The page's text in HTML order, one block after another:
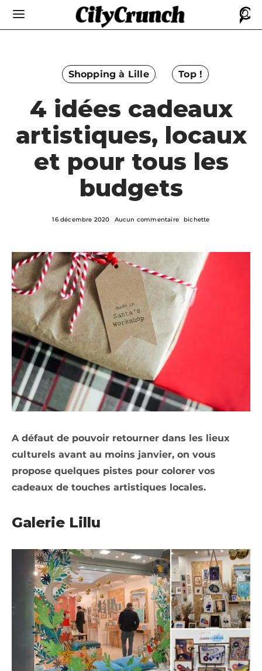
Shopping à Lille Top !
4 idées cadeaux
artistiques, locaux
et pour tous les
budgets
16 décembre 2020 Aucun commentaire bichette
A défaut de pouvoir retourner dans les lieux
culturels avant au moins janvier, on vous
propose quelques pistes pour colorer vos
cadeaux de touches artistiques locales.
Galerie Lillu